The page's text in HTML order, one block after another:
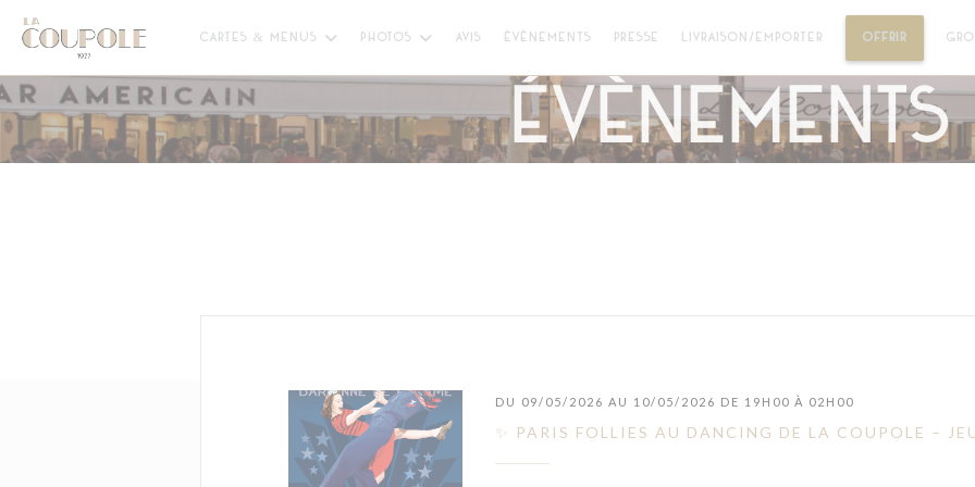
Personnalisation de vos choix en matière de cookies
CARTES & MENUS PHOTOS AVIS ÉVÈNEMENTS PRESSE LIVRAISON/EMPORTER OFFRIR ((OUVRE
Évènements
DU 09/05/2026 AU 10/05/2026 DE 19H00 À 02H00
✨ PARIS FOLLIES AU DANCING DE LA COUPOLE –